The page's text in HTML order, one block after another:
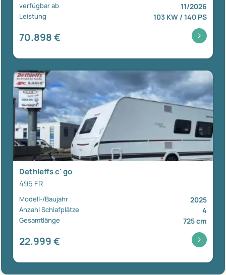
verfügbar ab 11/2026
Leistung 103 KW / 140 PS
70.898 €
Dethleffs c' go
495 FR
Modell-/Baujahr 2025
Anzahl Schlafplätze 4
Gesamtlänge 725 cm
22.999 €